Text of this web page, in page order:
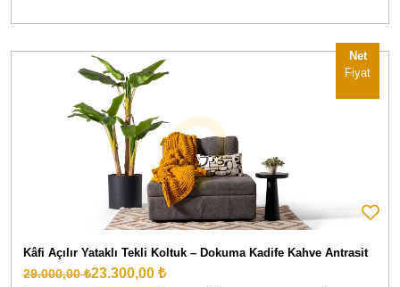
Net
Fiyat
Kâfi Açılır Yataklı Tekli Koltuk – Dokuma Kadife Kahve Antrasit
29.000,00 ₺23.300,00 ₺